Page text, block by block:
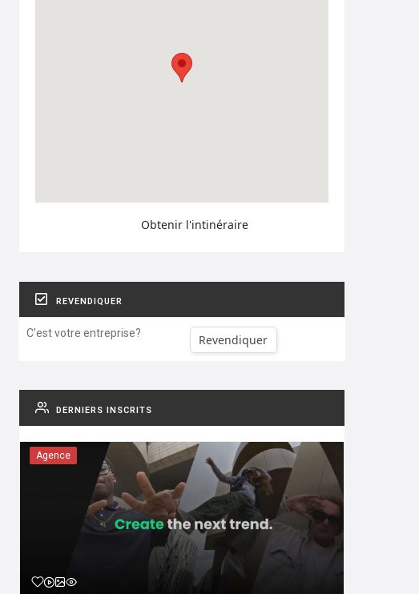
Obtenir l'intinéraire
REVENDIQUER
C'est votre entreprise? Revendiquer
DERNIERS INSCRITS
Agence